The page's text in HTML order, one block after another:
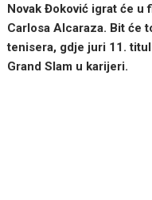
Novak Đoković igrat će u
Carlosa Alcaraza. Bit će
tenisera, gdje juri 11.
Grand Slam u karijeri.